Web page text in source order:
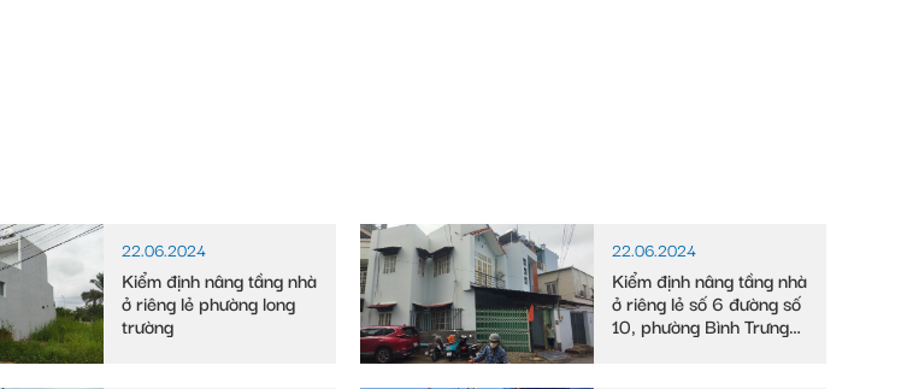
22.06.2024
Kiểm định nâng tầng nhà
ở riêng lẻ phường long
trường
22.06.2024
Kiểm định nâng tầng nhà
ở riêng lẻ số 6 đường số
10, phường Bình Trưng